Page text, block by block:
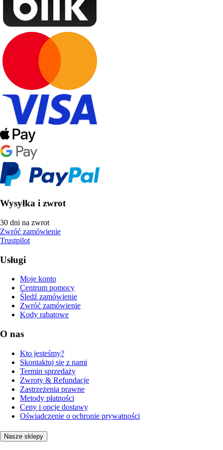
Wysyłka i zwrot
30 dni na zwrot
Zwróć zamówienie
Trustpilot
Usługi
Moje konto
Centrum pomocy
Śledź zamówienie
Zwróć zamówienie
Kody rabatowe
O nas
Kto jesteśmy?
Skontaktuj się z nami
Termin sprzedaży
Zwroty & Refundacje
Zastrzeżenia prawne
Metody płatności
Ceny i opcje dostawy
Oświadczenie o ochronie prywatności
Nasze sklepy